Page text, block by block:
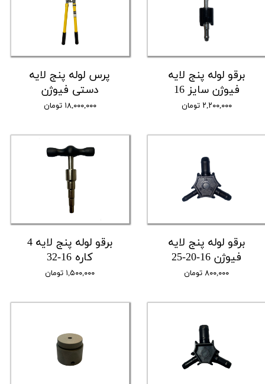
برقو لوله پنج لایه
فیوژن سایز 16
۲,۲۰۰,۰۰۰ تومان
پرس لوله پنج لایه
دستی فیوژن
۱۸,۰۰۰,۰۰۰ تومان
برقو لوله پنج لایه
فیوژن 16-20-25
۸۰۰,۰۰۰ تومان
برقو لوله پنج لایه 4
کاره 16-32
۱,۵۰۰,۰۰۰ تومان